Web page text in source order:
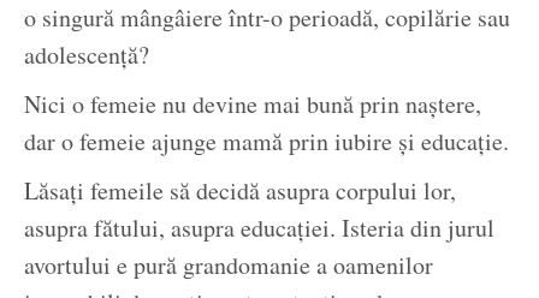
o singură mângâiere într-o perioadă, copilărie sau
adolescență?
Nici o femeie nu devine mai bună prin naștere,
dar o femeie ajunge mamă prin iubire și educație.
Lăsați femeile să decidă asupra corpului lor,
asupra fătului, asupra educației. Isteria din jurul
avortului e pură grandomanie a oamenilor